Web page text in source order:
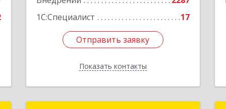
1С:Специалист
17
Отправить заявку
Показать контакты
Отправить заявку
Назад